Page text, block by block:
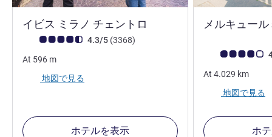
イビス ミラノ チェントロ
お客さまの声 (確認済みレビュー アコーホテルズ)
4.3/5 (3368件のレビュー
)
At 596 m
地図で見る
ホテルを表示
メルキュー
お客さまの声 (
At 4.029 km
地図で見る
ホ